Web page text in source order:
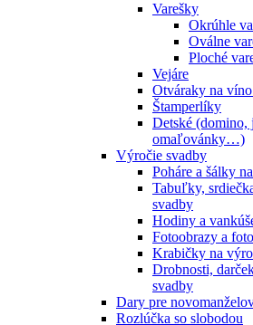
Varešky
Okrúhle
Oválne
Ploché
Vejáre
Otváraky na
Štamperlíky
Detské (domino,
omaľovánky…)
Výročie svadby
Poháre a šálky
Tabuľky,
svadby
Hodiny a
Fotoobrazy a
Krabičky na
Drobnosti,
svadby
Dary pre
Rozlúčka so slobodou